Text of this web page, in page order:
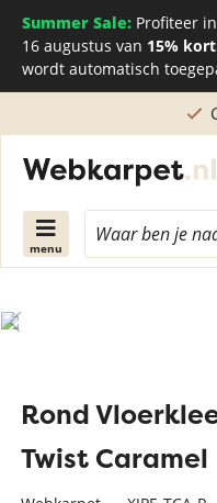
Summer Sale: Profiteer
16 augustus van 15%
wordt automatisch
menu
Rond
Twist Caramel